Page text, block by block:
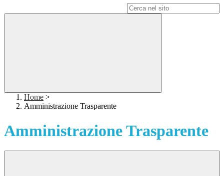
Home >
Amministrazione Trasparente
Amministrazione Trasparente